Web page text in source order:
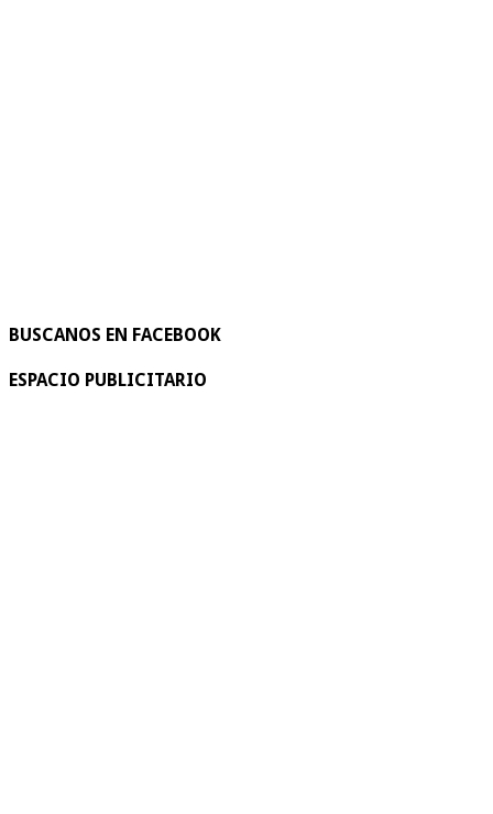
BUSCANOS EN FACEBOOK
ESPACIO PUBLICITARIO